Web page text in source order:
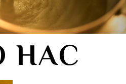
НАС